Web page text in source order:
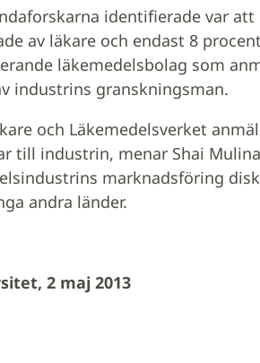
identifierade var att
av läkare och endast 8
läkemedelsbolag som
industrins granskningsman.
och Läkemedelsverket
till industrin, menar Shai
marknadsföring
andra länder.
2 maj 2013